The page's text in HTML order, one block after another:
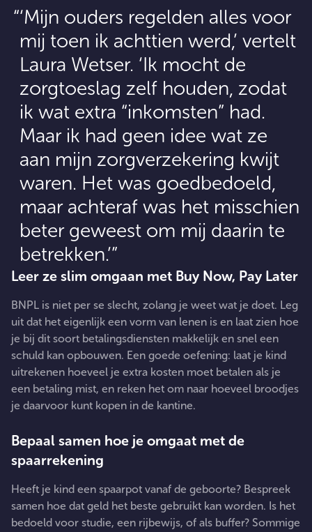
‘Mijn ouders regelden alles voor
mij toen ik achttien werd,’ vertelt
Laura Wetser. ‘Ik mocht de
zorgtoeslag zelf houden, zodat
ik wat extra “inkomsten” had.
Maar ik had geen idee wat ze
aan mijn zorgverzekering kwijt
waren. Het was goedbedoeld,
maar achteraf was het misschien
beter geweest om mij daarin te
betrekken.’
Leer ze slim omgaan met Buy Now, Pay Later
BNPL is niet per se slecht, zolang je weet wat je doet. Leg
uit dat het eigenlijk een vorm van lenen is en laat zien hoe
je bij dit soort betalingsdiensten makkelijk en snel een
schuld kan opbouwen. Een goede oefening: laat je kind
uitrekenen hoeveel je extra kosten moet betalen als je
een betaling mist, en reken het om naar hoeveel broodjes
je daarvoor kunt kopen in de kantine.
Bepaal samen hoe je omgaat met de
spaarrekening
Heeft je kind een spaarpot vanaf de geboorte? Bespreek
samen hoe dat geld het beste gebruikt kan worden. Is het
bedoeld voor studie, een rijbewijs, of als buffer? Sommige